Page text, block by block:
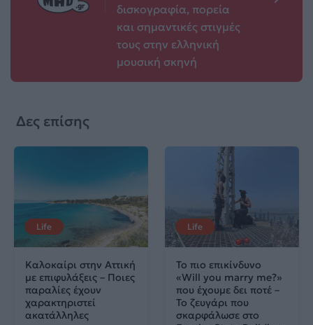
δισκογραφία, πορεία
και σημαντικές στιγμές
τους στην ελληνική
μουσική σκηνή
Δες επίσης
Life
Καλοκαίρι στην Αττική
με επιφυλάξεις – Ποιες
παραλίες έχουν
χαρακτηριστεί
ακατάλληλες
Life
Το πιο επικίνδυνο
«Will you marry me?»
που έχουμε δει ποτέ –
Το ζευγάρι που
σκαρφάλωσε στο